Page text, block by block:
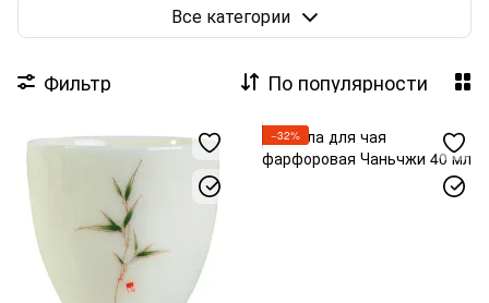
Гайвань Чахай
Аромапалочки и благовония
Все категории
Фильтр По популярности
−32%